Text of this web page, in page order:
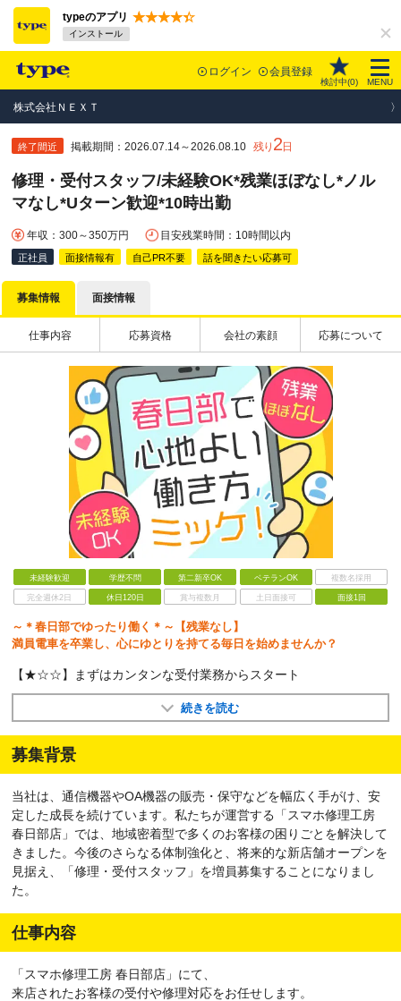
typeのアプリ
インストール
ログイン 会員登録
検討中(0) MENU
株式会社ＮＥＸＴ
終了間近 掲載期間：2026.07.14～2026.08.10 残り 2日
修理・受付スタッフ/未経験OK*残業ほぼなし*ノル
マなし*Uターン歓迎*10時出勤
年収：300～350万円 目安残業時間：10時間以内
正社員 面接情報有 自己PR不要 話を聞きたい応募可
募集情報 面接情報
仕事内容 応募資格 会社の素顔 応募について
未経験歓迎 学歴不問 第二新卒OK ベテランOK 複数名採用
完全週休2日 休日120日 賞与複数月 土日面接可 面接1回
～＊春日部でゆったり働く＊～【残業なし】
満員電車を卒業し、心にゆとりを持てる毎日を始めませんか？
【★☆☆】まずはカンタンな受付業務からスタート
続きを読む
募集背景
当社は、通信機器やOA機器の販売・保守などを幅広く手がけ、安
定した成長を続けています。私たちが運営する「スマホ修理工房
春日部店」では、地域密着型で多くのお客様の困りごとを解決して
きました。今後のさらなる体制強化と、将来的な新店舗オープンを
見据え、「修理・受付スタッフ」を増員募集することになりまし
た。
仕事内容
「スマホ修理工房 春日部店」にて、
来店されたお客様の受付や修理対応をお任せします。